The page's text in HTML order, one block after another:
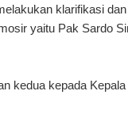
klarifikasi
yaitu Pak Sardo
kedua kepada